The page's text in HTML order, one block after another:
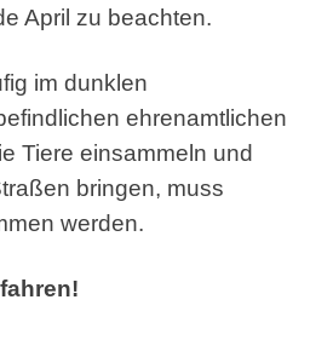
April zu beachten.
im dunklen
ehrenamtlichen
Tiere einsammeln und
bringen, muss
werden.